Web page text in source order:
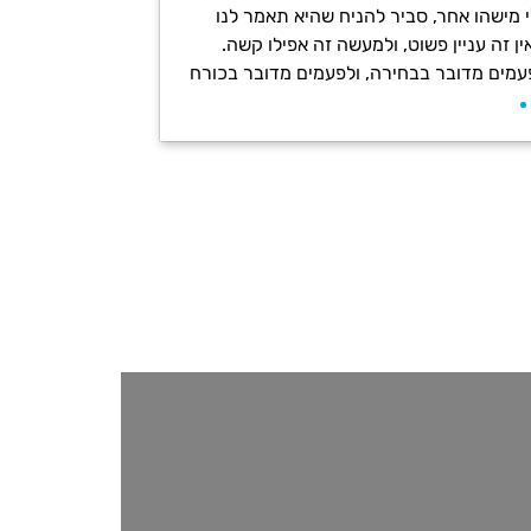
מישהו אחר, סביר להניח שהיא תאמר לנו
זה עניין פשוט, ולמעשה זה אפילו קשה.
מדובר בבחירה, ולפעמים מדובר בכורח